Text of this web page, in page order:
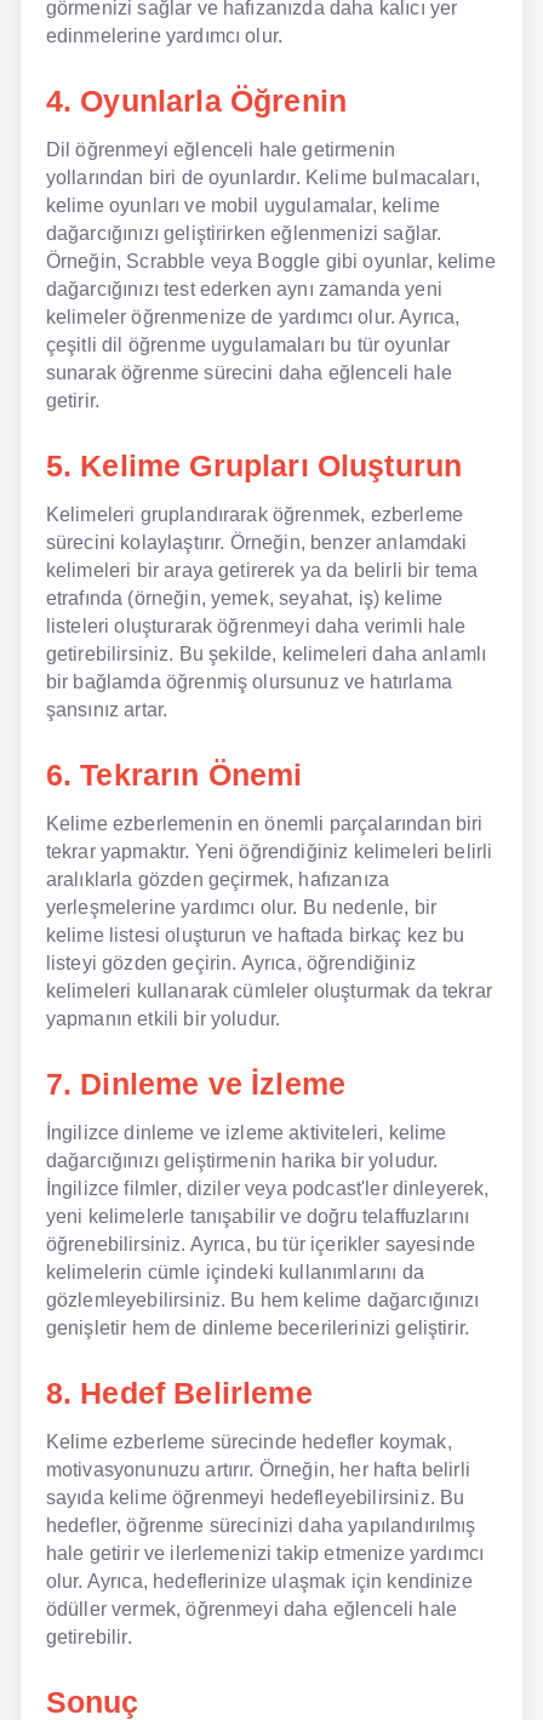
görmenizi sağlar ve hafızanızda daha kalıcı yer
edinmelerine yardımcı olur.
4. Oyunlarla Öğrenin
Dil öğrenmeyi eğlenceli hale getirmenin
yollarından biri de oyunlardır. Kelime bulmacaları,
kelime oyunları ve mobil uygulamalar, kelime
dağarcığınızı geliştirirken eğlenmenizi sağlar.
Örneğin, Scrabble veya Boggle gibi oyunlar, kelime
dağarcığınızı test ederken aynı zamanda yeni
kelimeler öğrenmenize de yardımcı olur. Ayrıca,
çeşitli dil öğrenme uygulamaları bu tür oyunlar
sunarak öğrenme sürecini daha eğlenceli hale
getirir.
5. Kelime Grupları Oluşturun
Kelimeleri gruplandırarak öğrenmek, ezberleme
sürecini kolaylaştırır. Örneğin, benzer anlamdaki
kelimeleri bir araya getirerek ya da belirli bir tema
etrafında (örneğin, yemek, seyahat, iş) kelime
listeleri oluşturarak öğrenmeyi daha verimli hale
getirebilirsiniz. Bu şekilde, kelimeleri daha anlamlı
bir bağlamda öğrenmiş olursunuz ve hatırlama
şansınız artar.
6. Tekrarın Önemi
Kelime ezberlemenin en önemli parçalarından biri
tekrar yapmaktır. Yeni öğrendiğiniz kelimeleri belirli
aralıklarla gözden geçirmek, hafızanıza
yerleşmelerine yardımcı olur. Bu nedenle, bir
kelime listesi oluşturun ve haftada birkaç kez bu
listeyi gözden geçirin. Ayrıca, öğrendiğiniz
kelimeleri kullanarak cümleler oluşturmak da tekrar
yapmanın etkili bir yoludur.
7. Dinleme ve İzleme
İngilizce dinleme ve izleme aktiviteleri, kelime
dağarcığınızı geliştirmenin harika bir yoludur.
İngilizce filmler, diziler veya podcast'ler dinleyerek,
yeni kelimelerle tanışabilir ve doğru telaffuzlarını
öğrenebilirsiniz. Ayrıca, bu tür içerikler sayesinde
kelimelerin cümle içindeki kullanımlarını da
gözlemleyebilirsiniz. Bu hem kelime dağarcığınızı
genişletir hem de dinleme becerilerinizi geliştirir.
8. Hedef Belirleme
Kelime ezberleme sürecinde hedefler koymak,
motivasyonunuzu artırır. Örneğin, her hafta belirli
sayıda kelime öğrenmeyi hedefleyebilirsiniz. Bu
hedefler, öğrenme sürecinizi daha yapılandırılmış
hale getirir ve ilerlemenizi takip etmenize yardımcı
olur. Ayrıca, hedeflerinize ulaşmak için kendinize
ödüller vermek, öğrenmeyi daha eğlenceli hale
getirebilir.
Sonuç